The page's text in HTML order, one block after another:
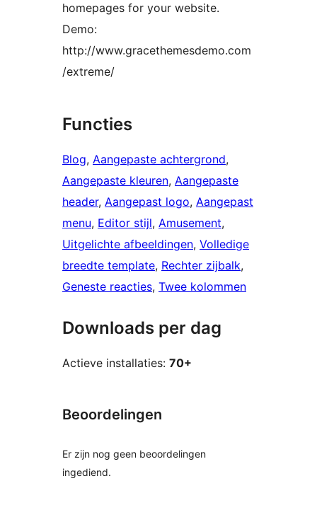
homepages for your website.
Demo:
http://www.gracethemesdemo.com
/extreme/
Functies
Blog, Aangepaste achtergrond
Aangepaste kleuren, Aangepaste
header, Aangepast logo, Aangepast
menu, Editor stijl, Amusement
Uitgelichte afbeeldingen, Volledige
breedte template, Rechter zijbalk
Geneste reacties, Twee kolommen
Downloads per dag
Actieve installaties: 70+
Beoordelingen
Er zijn nog geen beoordelingen
ingediend.